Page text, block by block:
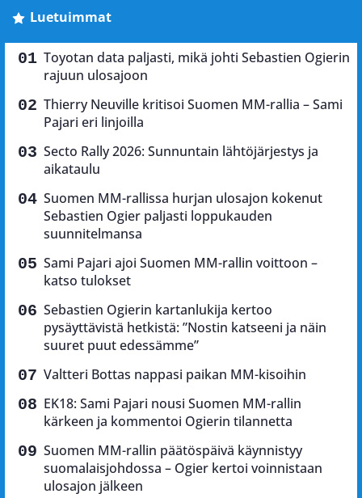
Luetuimmat
Toyotan data paljasti, mikä johti Sebastien Ogierin
rajuun ulosajoon
Thierry Neuville kritisoi Suomen MM-rallia – Sami
Pajari eri linjoilla
Secto Rally 2026: Sunnuntain lähtöjärjestys ja
aikataulu
Suomen MM-rallissa hurjan ulosajon kokenut
Sebastien Ogier paljasti loppukauden
suunnitelmansa
Sami Pajari ajoi Suomen MM-rallin voittoon –
katso tulokset
Sebastien Ogierin kartanlukija kertoo
pysäyttävistä hetkistä: ”Nostin katseeni ja näin
suuret puut edessämme”
Valtteri Bottas nappasi paikan MM-kisoihin
EK18: Sami Pajari nousi Suomen MM-rallin
kärkeen ja kommentoi Ogierin tilannetta
Suomen MM-rallin päätöspäivä käynnistyy
suomalaisjohdossa – Ogier kertoi voinnistaan
ulosajon jälkeen